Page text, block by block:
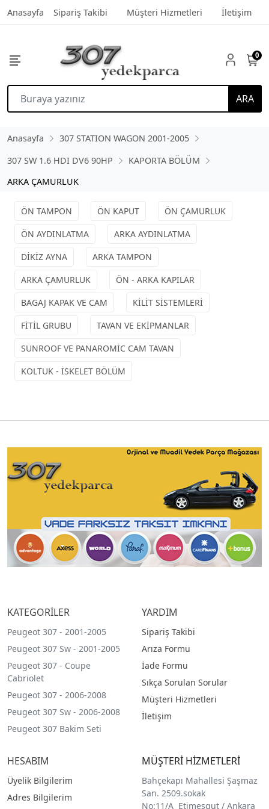
Anasayfa Sipariş Takibi Müşteri Hizmetleri İletişim
ARA
0
Anasayfa
307 STATION WAGON 2001-2005
307 SW 1.6 HDI DV6 90HP
KAPORTA BÖLÜM
ARKA ÇAMURLUK
ÖN TAMPON ÖN KAPUT
ÖN ÇAMURLUK
ÖN AYDINLATMA
ARKA AYDINLATMA
DİKİZ AYNA
ARKA TAMPON
ARKA ÇAMURLUK
ÖN - ARKA KAPILAR
BAGAJ KAPAK VE CAM
KİLİT SİSTEMLERİ
FİTİL GRUBU
TAVAN VE EKİPMANLAR
SUNROOF VE PANAROMİC CAM TAVAN
KOLTUK - İSKELET BÖLÜM
KATEGORİLER
Peugeot 307 - 2001-2005
Peugeot 307 Sw - 2001-2005
Peugeot 307 - Coupe
Cabriolet
Peugeot 307 - 2006-2008
Peugeot 307 Sw - 2006-2008
Peugeot 307 Bakim Seti
YARDIM
Sipariş Takibi
Arıza Formu
İade Formu
Sıkça Sorulan Sorular
Müşteri Hizmetleri
İletişim
HESABIM
Üyelik Bilgilerim
Adres Bilgilerim
MÜŞTERİ HİZMETLERİ
Bahçekapı Mahallesi Şaşmaz
San. 2509.sokak
No:11/A Etimesgut / Ankara